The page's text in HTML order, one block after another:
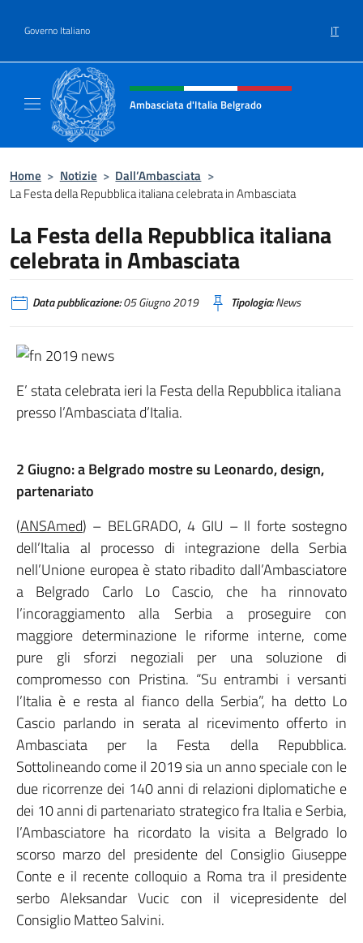
Governo Italiano IT
Intestazione sito, social e menù
Ambasciata d'Italia Belgrado
Home > Notizie > Dall’Ambasciata >
La Festa della Repubblica italiana celebrata in Ambasciata
La Festa della Repubblica italiana
celebrata in Ambasciata
Data pubblicazione:05 Giugno 2019 Tipologia:News
E’ stata celebrata ieri la Festa della Repubblica italiana
presso l’Ambasciata d’Italia.
2 Giugno: a Belgrado mostre su Leonardo, design,
partenariato
(ANSAmed) – BELGRADO, 4 GIU – Il forte sostegno
dell’Italia al processo di integrazione della Serbia
nell’Unione europea è stato ribadito dall’Ambasciatore
a Belgrado Carlo Lo Cascio, che ha rinnovato
l’incoraggiamento alla Serbia a proseguire con
maggiore determinazione le riforme interne, come
pure gli sforzi negoziali per una soluzione di
compromesso con Pristina. “Su entrambi i versanti
l’Italia è e resta al fianco della Serbia”, ha detto Lo
Cascio parlando in serata al ricevimento offerto in
Ambasciata per la Festa della Repubblica.
Sottolineando come il 2019 sia un anno speciale con le
due ricorrenze dei 140 anni di relazioni diplomatiche e
dei 10 anni di partenariato strategico fra Italia e Serbia,
l’Ambasciatore ha ricordato la visita a Belgrado lo
scorso marzo del presidente del Consiglio Giuseppe
Conte e il recente colloquio a Roma tra il presidente
serbo Aleksandar Vucic con il vicepresidente del
Consiglio Matteo Salvini.